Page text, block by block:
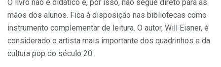
O livro não é didático e, por isso, não segue direto para as
mãos dos alunos. Fica à disposição nas bibliotecas como
instrumento complementar de leitura. O autor, Will Eisner, é
considerado o artista mais importante dos quadrinhos e da
cultura pop do século 20.